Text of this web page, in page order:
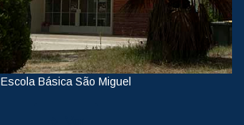
Escola Básica São Miguel